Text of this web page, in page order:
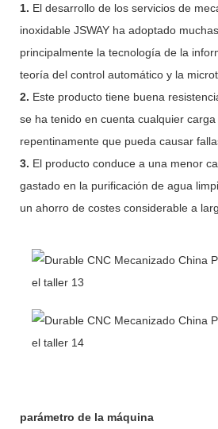
1. El desarrollo de los servicios de
inoxidable JSWAY ha adoptado
principalmente la tecnología de la
teoría del control automático y la
2. Este producto tiene buena
se ha tenido en cuenta cualquier
repentinamente que pueda causar
3. El producto conduce a una menor
gastado en la purificación de agua
un ahorro de costes considerable a
parámetro de la máquina